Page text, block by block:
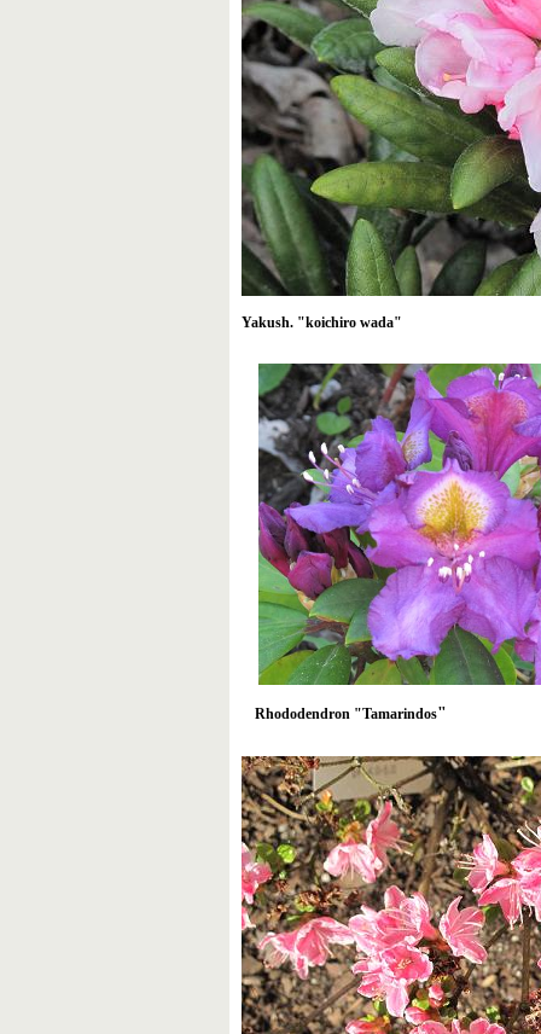
Yakush. "koichiro wada"
Rhododendron "Tamarindos"